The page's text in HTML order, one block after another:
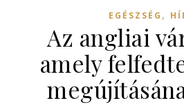
EGÉSZSÉG ,
Az angliai
amely